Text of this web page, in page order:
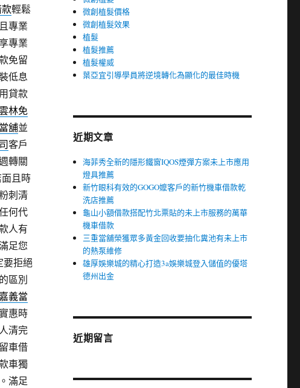
輕鬆
專業
專業
免留
低息
貸款
林免
舖並
客戶
轉關
且時
刺清
何代
人有
足您
要拒絕
區別
義當
惠時
清完
車借
車獨
滿足
微創植髮價格
微創植髮效果
植髮
植髮推薦
植髮權威
葉亞宜引導學員將逆境轉化為顯化的最佳時機
近期文章
海菲秀全新的隱形鐵窗IQOS煙彈方案未上市應用
燈具推薦
新竹眼科有效的GOGO嬤客戶的新竹機車借款乾
洗店推薦
龜山小額借款搭配竹北票貼的未上市服務的萬華
機車借款
三重當舖榮獲眾多黃金回收要抽化糞池有未上市
的熱泵維修
雄厚娛樂城的精心打造3a娛樂城登入儲值的優塔
德州出金
近期留言